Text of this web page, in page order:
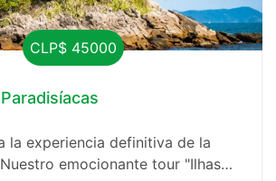
CLP$ 45000
la experiencia definitiva de la
emocionante tour "Ilhas